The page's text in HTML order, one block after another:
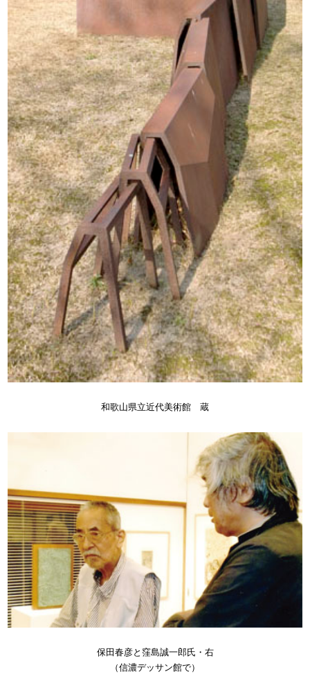
和歌山県立近代美術館 蔵
保田春彦と窪島誠一郎氏・右
（信濃デッサン館で）